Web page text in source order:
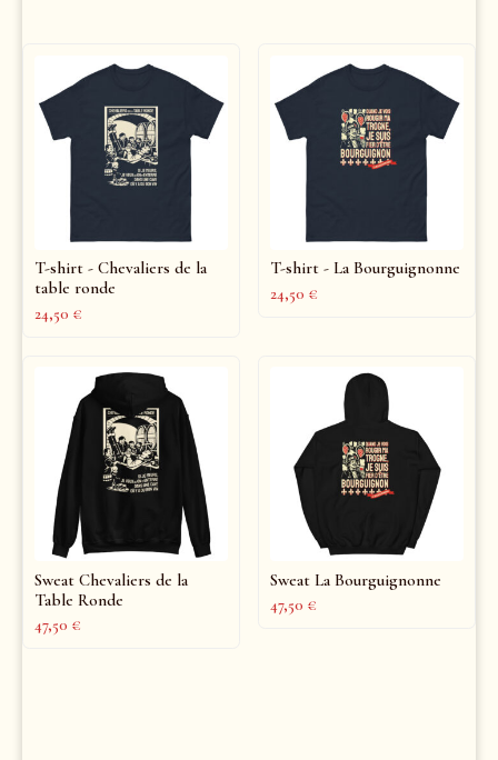
T-shirt - Chevaliers de la
table ronde
24,50 €
T-shirt - La Bourguignonne
24,50 €
Sweat Chevaliers de la
Table Ronde
47,50 €
Sweat La Bourguignonne
47,50 €